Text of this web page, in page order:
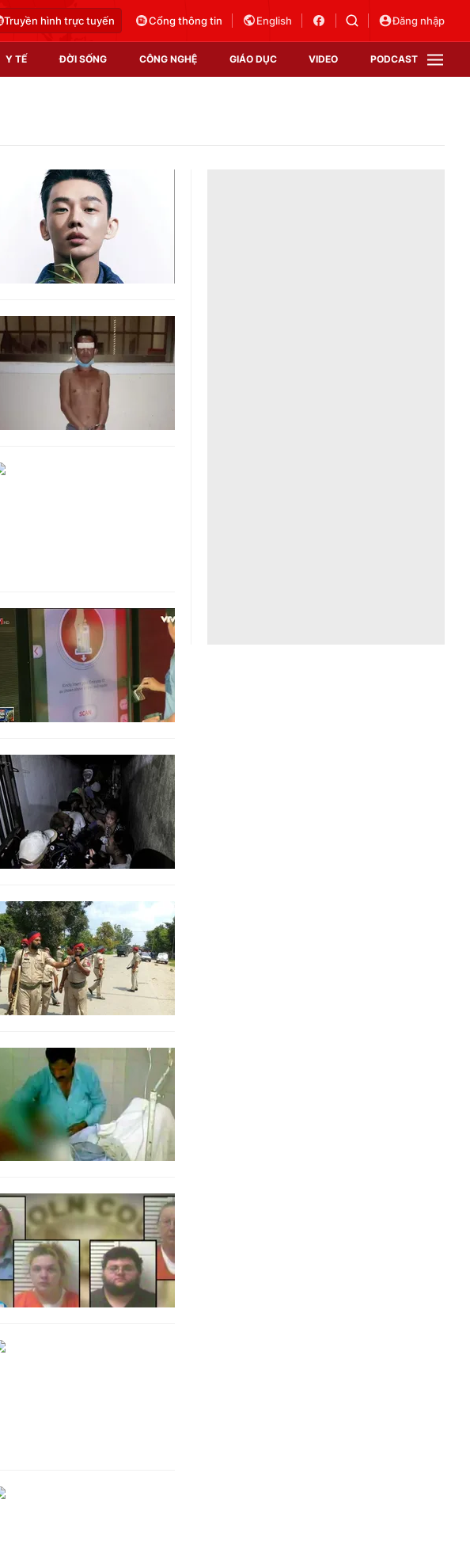
Truyền hình trực tuyến Cổng thông tin English Đăng nhập
Y TẾ ĐỜI SỐNG CÔNG NGHỆ GIÁO DỤC VIDEO PODCAST
Video
Shorts video
Podcast
EMagazine
Photo
Infographic
Góc ảnh
Công nghệ
VTV Sức khoẻ